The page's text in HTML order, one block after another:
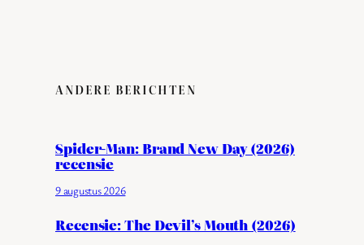
ANDERE BERICHTEN
Spider-Man: Brand New Day (2026)
recensie
9 augustus 2026
Recensie: The Devil’s Mouth (2026)